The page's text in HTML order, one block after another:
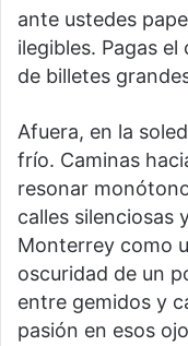
ante ustedes
ilegibles. Pagas
de billetes
Afuera, en la
frío. Caminas
resonar
calles silenciosas
Monterrey como
oscuridad de un
entre gemidos y
pasión en esos